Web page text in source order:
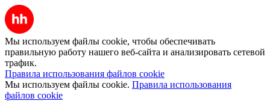
Мы используем файлы cookie, чтобы обеспечивать
правильную работу нашего веб-сайта и анализировать сетевой
трафик.
Правила использования файлов cookie
Мы используем файлы cookie. Правила использования
файлов cookie